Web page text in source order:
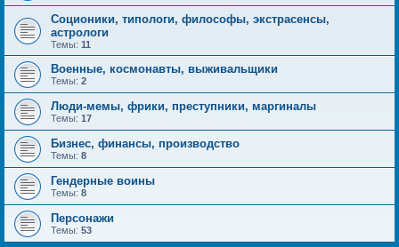
Соционики, типологи, философы, экстрасенсы,
астрологи
Темы: 11
Военные, космонавты, выживальщики
Темы: 2
Люди-мемы, фрики, преступники, маргиналы
Темы: 17
Бизнес, финансы, производство
Темы: 8
Гендерные воины
Темы: 8
Персонажи
Темы: 53